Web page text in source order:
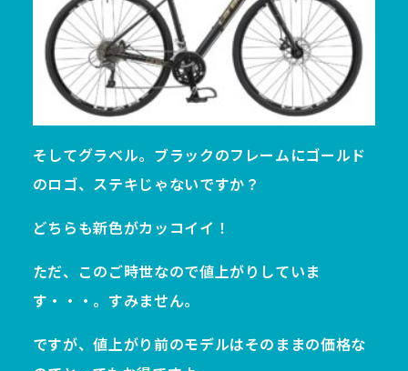
そしてグラベル。ブラックのフレームにゴールド
のロゴ、ステキじゃないですか？
どちらも新色がカッコイイ！
ただ、このご時世なので値上がりしていま
す・・・。すみません。
ですが、値上がり前のモデルはそのままの価格な